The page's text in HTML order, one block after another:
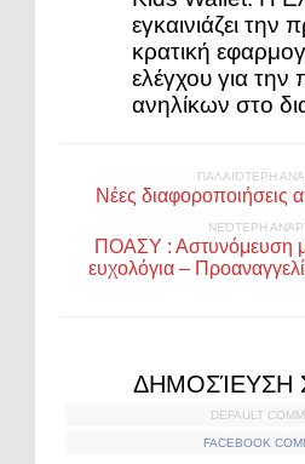
εγκαινιάζει την
κρατική
ελέγχου για την
ανηλίκων στο
ΠΑΛΑΙΌΤΕΡΗ
Νέες διαφοροποιήσεις
ΝΕΌΤΕΡΗ
ΠΟΑΣΥ : Αστυνόμευση με
ευχολόγια –
ΔΗΜΟΣΊΕΥΣΗ
DEFAULT
FACEBOOK